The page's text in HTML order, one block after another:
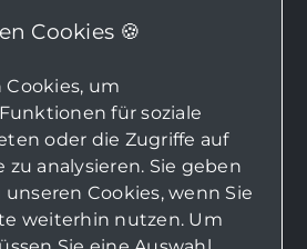
Glien - Grundstück zu kaufen
GROSSZÜGIG UND BAUTRÄGERFREI: IDYLLISCH GELEGENES BAUGRUNDSTÜCK IN SCHÖNWALDE (BERLINER SPECKGÜRTEL)
1.982 m²
Cookies 🍪
um
für soziale
oder die Zugriffe auf
zu analysieren. Sie geben
Cookies, wenn Sie
weiterhin nutzen. Um